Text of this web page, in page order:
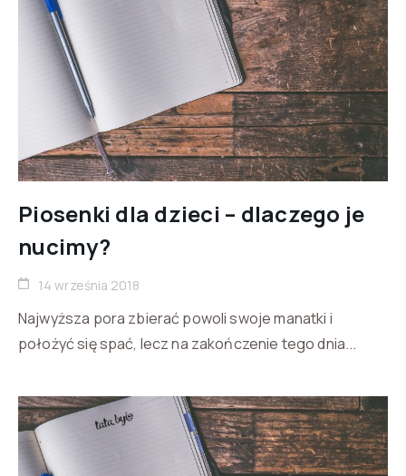
Piosenki dla dzieci – dlaczego je
nucimy?
14 września 2018
Najwyższa pora zbierać powoli swoje manatki i
położyć się spać, lecz na zakończenie tego dnia...